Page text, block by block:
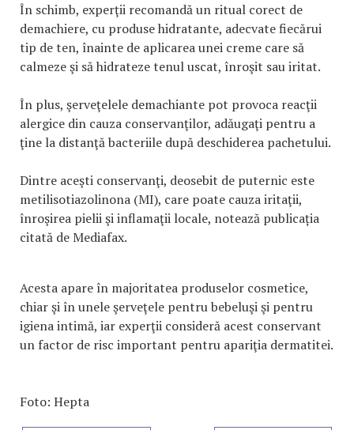
În schimb, experţii recomandă un ritual corect de
demachiere, cu produse hidratante, adecvate fiecărui
tip de ten, înainte de aplicarea unei creme care să
calmeze şi să hidrateze tenul uscat, înroşit sau iritat.
În plus, şerveţelele demachiante pot provoca reacţii
alergice din cauza conservanţilor, adăugaţi pentru a
ţine la distanţă bacteriile după deschiderea pachetului.
Dintre aceşti conservanţi, deosebit de puternic este
metilisotiazolinona (MI), care poate cauza iritaţii,
înroşirea pielii şi inflamaţii locale, notează publicația
citată de Mediafax.
Acesta apare în majoritatea produselor cosmetice,
chiar şi în unele şerveţele pentru bebeluşi şi pentru
igiena intimă, iar experţii consideră acest conservant
un factor de risc important pentru apariţia dermatitei.
Foto: Hepta